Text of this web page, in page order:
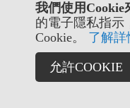
我們使用Cookie
的電子隱私指示
Cookie。 了解詳
允許COOKIE
Copyright © 2022 曜